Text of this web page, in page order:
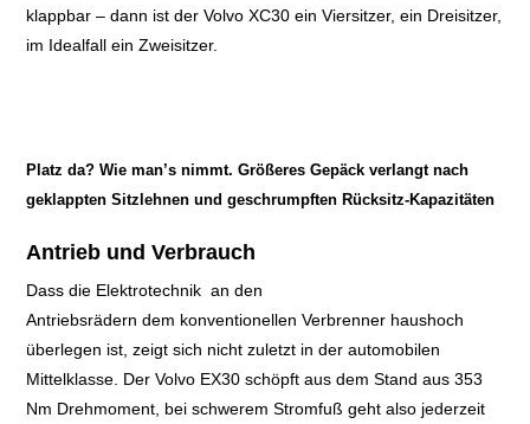
klappbar – dann ist der Volvo XC30 ein Viersitzer, ein Dreisitzer,
im Idealfall ein Zweisitzer.
Platz da? Wie man’s nimmt. Größeres Gepäck verlangt nach
geklappten Sitzlehnen und geschrumpften Rücksitz-Kapazitäten
Antrieb und Verbrauch
Dass die Elektrotechnik an den
Antriebsrädern dem konventionellen Verbrenner haushoch
überlegen ist, zeigt sich nicht zuletzt in der automobilen
Mittelklasse. Der Volvo EX30 schöpft aus dem Stand aus 353
Nm Drehmoment, bei schwerem Stromfuß geht also jederzeit